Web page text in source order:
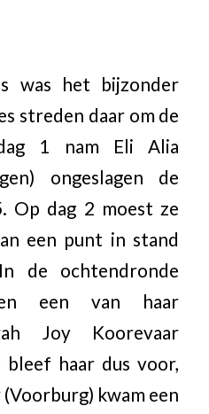
was het bijzonder
streden daar om de
1 nam Eli Alia
ongeslagen de
Op dag 2 moest ze
een punt in stand
de ochtendronde
een van haar
Joy Koorevaar
bleef haar dus voor,
(Voorburg) kwam een